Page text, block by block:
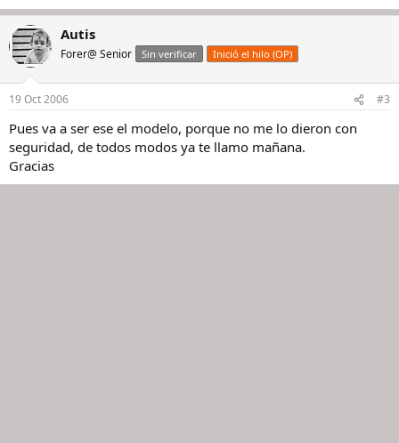
Autis
Forer@ Senior Sin verificar Inició el hilo (OP)
19 Oct 2006 #3
Pues va a ser ese el modelo, porque no me lo dieron con
seguridad, de todos modos ya te llamo mañana.
Gracias